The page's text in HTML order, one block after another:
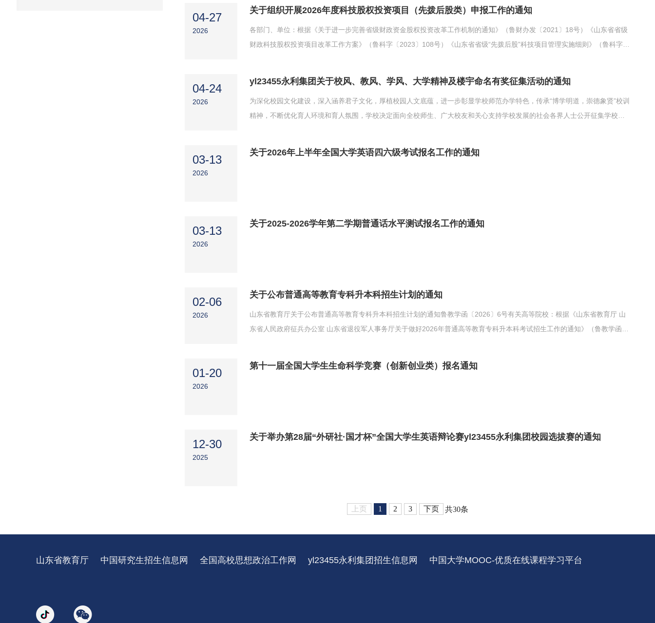
04-27
2026
关于组织开展2026年度科技股权投资项目（先拨后股类）申报工作的通知
各部门、单位：根据《关于进一步完善省级财政资金股权投资改革工作机制的通知》（鲁财办发〔2021〕18号）《山东省省级
财政科技股权投资项目改革工作方案》（鲁科字〔2023〕108号）《山东省省级“先拨后股”科技项目管理实施细则》（鲁科字
04-24
2026
yl23455永利集团关于校风、教风、学风、大学精神及楼宇命名有奖征集活动的通知
为深化校园文化建设，深入涵养君子文化，厚植校园人文底蕴，进一步彰显学校师范办学特色，传承“博学明道，崇德象贤”校训
精神，不断优化育人环境和育人氛围，学校决定面向全校师生、广大校友和关心支持学校发展的社会各界人士公开征集学校校
03-13
2026
关于2026年上半年全国大学英语四六级考试报名工作的通知
03-13
2026
关于2025-2026学年第二学期普通话水平测试报名工作的通知
02-06
2026
关于公布普通高等教育专科升本科招生计划的通知
山东省教育厅关于公布普通高等教育专科升本科招生计划的通知鲁教学函〔2026〕6号有关高等院校：根据《山东省教育厅 山
东省人民政府征兵办公室 山东省退役军人事务厅关于做好2026年普通高等教育专科升本科考试招生工作的通知》（鲁教学函
01-20
2026
第十一届全国大学生生命科学竞赛（创新创业类）报名通知
12-30
2025
关于举办第28届“外研社·国才杯”全国大学生英语辩论赛yl23455永利集团校园选拔赛的通知
上页 1 2 3 下页 共30条
山东省教育厅 中国研究生招生信息网 全国高校思想政治工作网 yl23455永利集团招生信息网 中国大学MOOC-优质在线课程学习平台